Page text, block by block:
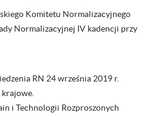
Komitetu Normalizacyjnego
Normalizacyjnej IV kadencji przy
RN 24 września 2019 r.
i Technologii Rozproszonych